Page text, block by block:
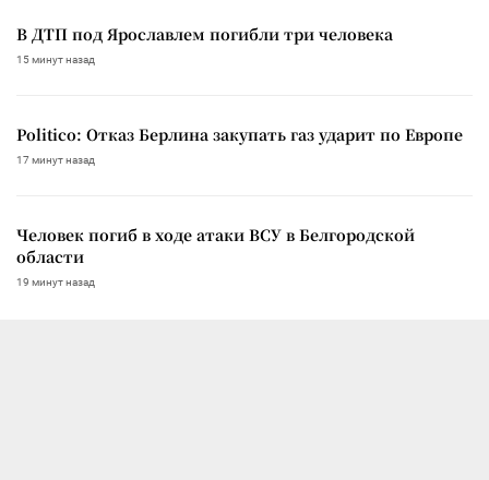
В ДТП под Ярославлем погибли три человека
15 минут назад
Politico: Отказ Берлина закупать газ ударит по Европе
17 минут назад
Человек погиб в ходе атаки ВСУ в Белгородской
области
19 минут назад